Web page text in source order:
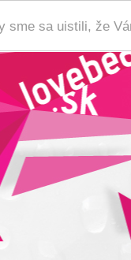
sme sa uistili, že